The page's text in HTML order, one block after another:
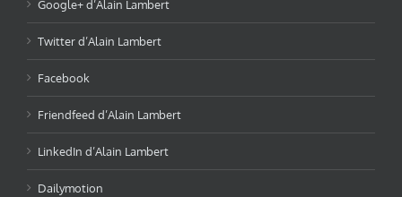
Google+ d’Alain Lambert
Twitter d’Alain Lambert
Facebook
Friendfeed d’Alain Lambert
LinkedIn d’Alain Lambert
Dailymotion